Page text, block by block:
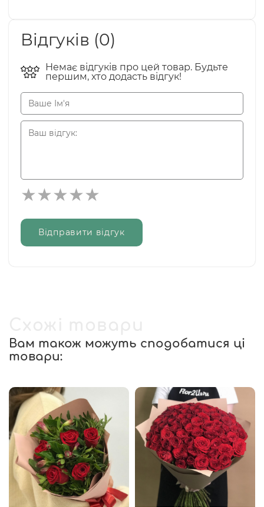
Відгуків (0)
Немає відгуків про цей товар. Будьте
першим, хто додасть відгук!
Відправити відгук
Вам також можуть сподобатися ці
товари: